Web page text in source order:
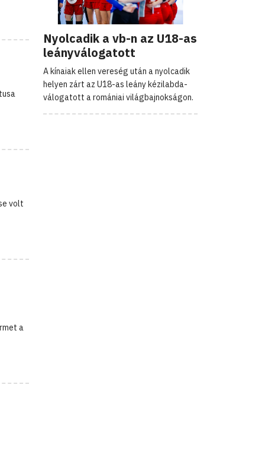
volt
a
Nyolcadik a vb-n az U18-as
leányválogatott
A kínaiak ellen vereség után a nyolcadik
helyen zárt az U18-as leány kézilabda-
válogatott a romániai világbajnokságon.